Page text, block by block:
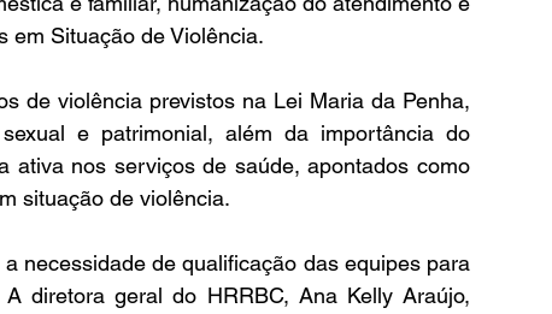
em Situação de Violência.
de violência previstos na Lei Maria da Penha,
e patrimonial, além da importância do
ativa nos serviços de saúde, apontados como
situação de violência.
necessidade de qualificação das equipes para
diretora geral do HRRBC, Ana Kelly Araújo,